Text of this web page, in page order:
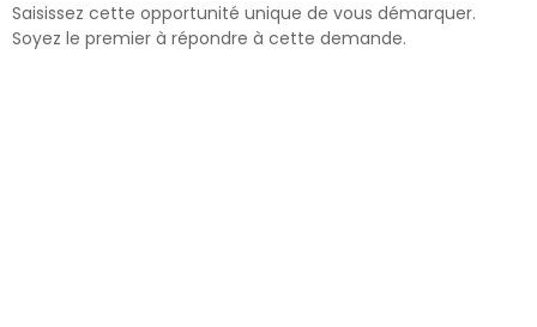
Saisissez cette opportunité unique de vous démarquer.
Soyez le premier à répondre à cette demande.